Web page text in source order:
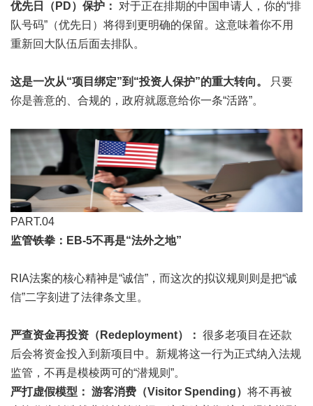
优先日（PD）保护：
对于正在排期的中国申请人，你的“排
队号码”（优先日）将得到更明确的保留。这意味着你不用
重新回大队伍后面去排队。
这是一次从“项目绑定”到“投资人保护”的重大转向。
只要
你是善意的、合规的，政府就愿意给你一条“活路”。
PART.04
监管铁拳：EB-5不再是“法外之地”
RIA法案的核心精神是“诚信”，而这次的拟议规则则是把“诚
信”二字刻进了法律条文里。
严查资金再投资（Redeployment）： 很多老项目在还款
后会将资金投入到新项目中。新规将这一行为正式纳入法规
监管，不再是模棱两可的“潜规则”。
严打虚假模型： 游客消费（Visitor Spending） 将不再被